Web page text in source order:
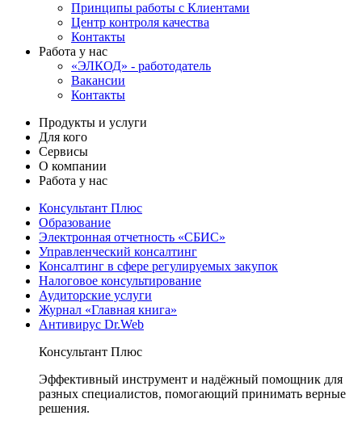
Принципы работы с Клиентами
Центр контроля качества
Контакты
Работа у нас
«ЭЛКОД» - работодатель
Вакансии
Контакты
Продукты и услуги
Для кого
Сервисы
О компании
Работа у нас
Консультант Плюс
Образование
Электронная отчетность «СБИС»
Управленческий консалтинг
Консалтинг в сфере регулируемых закупок
Налоговое консультирование
Аудиторские услуги
Журнал «Главная книга»
Антивирус Dr.Web
Консультант Плюс
Эффективный инструмент и надёжный помощник для
разных специалистов, помогающий принимать верные
решения.